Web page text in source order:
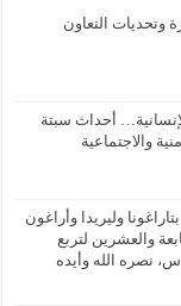
وتحديات التعاون
أحداث سبتة
والاجتماعية
وليريدا وأراغون
والعشرين لتربع
نصره الله وأيده